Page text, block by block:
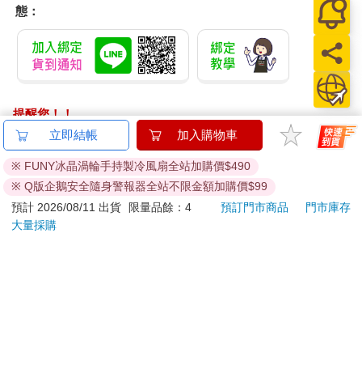
態：
提醒您！！
金石堂及銀行均不會請您操作ATM! 如接獲電話要求您前往
ATM提款機，請不要聽從指示，以免受騙上當！
退換貨須知：
**提醒您，鑑賞期不等於試用期，退回商品須為全新狀態**
依據「消費者保護法」第19條及行政院消費者保護處公告之
立即結帳 加入購物車
※ FUNY冰晶渦輪手持製冷風扇全站加購價$490
※ Q版企鵝安全隨身警報器全站不限金額加購價$99
預計 2026/08/11 出貨
限量品餘：4 預訂門市商品
門市庫存
大量採購